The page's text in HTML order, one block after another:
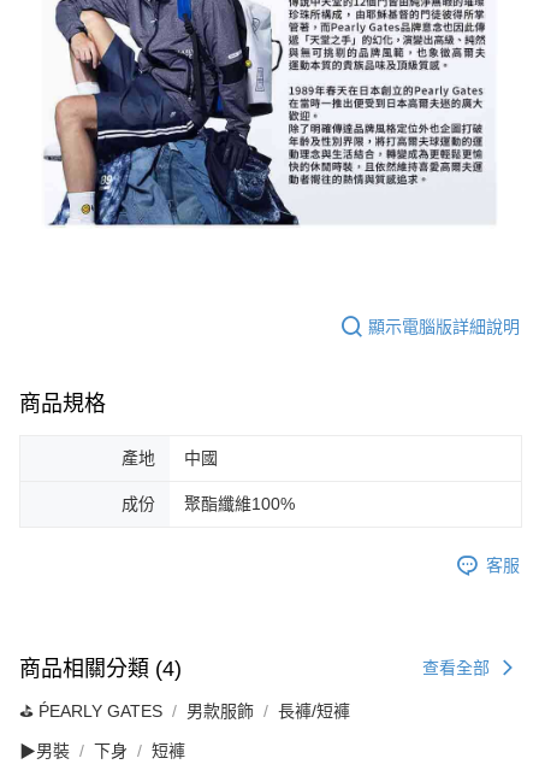
顯示電腦版詳細說明
商品規格
產地 中國
成份 聚酯纖維100%
客服
商品相關分類 (4) 查看全部
⛳️ ṔEARLY GATES 男款服飾 長褲/短褲
▶男裝 下身 短褲